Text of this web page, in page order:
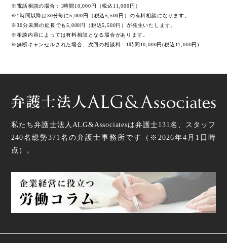
※電話相談の場合：1時間10,000円（税込11,000円）
※1時間以降は30分毎に5,000円（税込5,500円）の有料相談になります。
※30分未満の延長でも5,000円（税込5,500円）が発生いたします。
※相談内容によっては有料相談となる場合があります。
※無断キャンセルされた場合、次回の相談料：1時間10,000円(税込11,000円)
私たち弁護士法人ALG&Associatesは弁護士131名、スタッフ
240名総勢371 名の弁護士事務所です（ ※2026年4月1日時
点 ）。